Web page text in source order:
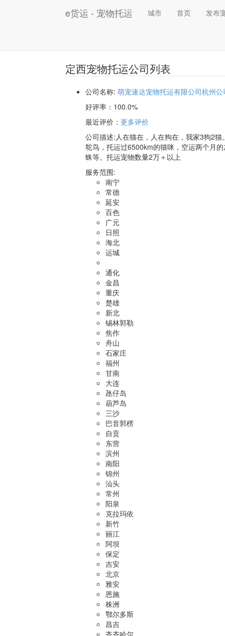
e货运 - 宠物托运 城市 首页 发布
定西宠物托运公司列表
公司名称: 萌宠速达宠物托运有限公司杭州公
好评率： 100.0%
最近评价 ： 更多评价
公司描述:人在猫在，人在狗在，我家3狗2
鸵鸟，托运过6500km的猫咪，空运两个月
蛛等。托运宠物数量2万＋以上
服务范围:
南宁
常德
延安
百色
广元
日照
海北
运城
通化
金昌
重庆
楚雄
新北
锡林郭勒
焦作
舟山
石家庄
福州
甘南
大连
氹仔岛
葫芦岛
三沙
巴音郭楞
自贡
东营
滨州
南阳
锦州
汕头
常州
阳泉
克拉玛依
新竹
丽江
阿坝
保定
吉安
北京
雅安
恩施
株洲
鄂尔多斯
昌吉
齐齐哈尔